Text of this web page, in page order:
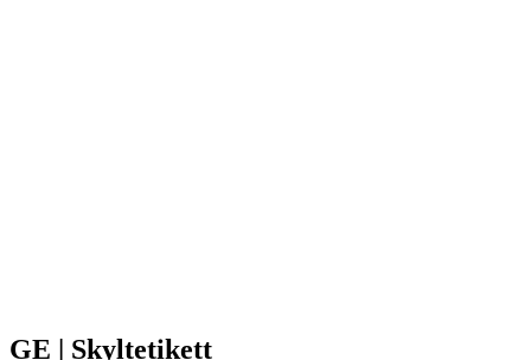
GE | Skyltetikett